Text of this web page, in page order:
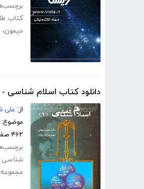
کتاب
میمون،
دانلود کتاب اسلام شناسی -
از: علی
موضوع:
۴۶۲ صفحه
شناسی